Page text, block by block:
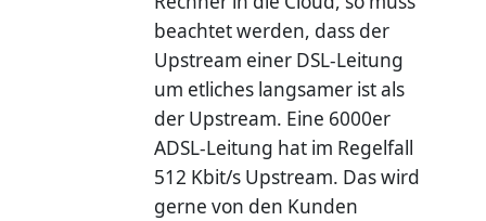
beachtet werden, dass der
Upstream einer DSL-Leitung
um etliches langsamer ist als
der Upstream. Eine 6000er
ADSL-Leitung hat im Regelfall
512 Kbit/s Upstream. Das wird
gerne von den Kunden